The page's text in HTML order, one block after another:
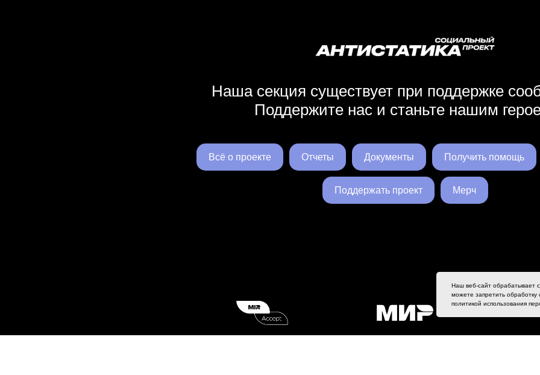
Наш веб-сайт обрабатывает
можете запретить обработку
политикой использования
Наша секция существует при поддержке
Поддержите нас и станьте нашим
Всё о проекте Отчеты Документы Получить помощь
Поддержать проект Мерч